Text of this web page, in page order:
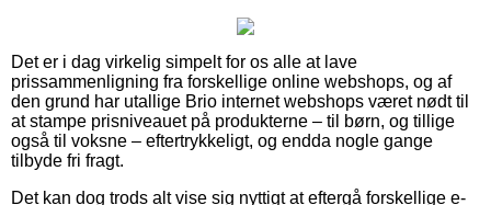
Det er i dag virkelig simpelt for os alle at lave
prissammenligning fra forskellige online webshops, og af
den grund har utallige Brio internet webshops været nødt til
at stampe prisniveauet på produkterne – til børn, og tillige
også til voksne – eftertrykkeligt, og endda nogle gange
tilbyde fri fragt.
Det kan dog trods alt vise sig nyttigt at eftergå forskellige e-